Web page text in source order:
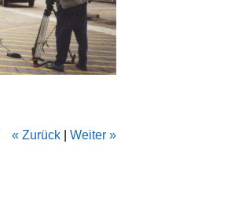
« Zurück Weiter »